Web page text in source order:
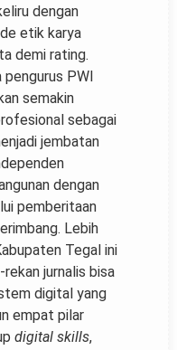
dengan
etik karya
demi rating.
pengurus PWI
semakin
sebagai
jembatan
dengan
pemberitaan
Lebih
Tegal ini
jurnalis bisa
digital yang
empat pilar
digital skills,